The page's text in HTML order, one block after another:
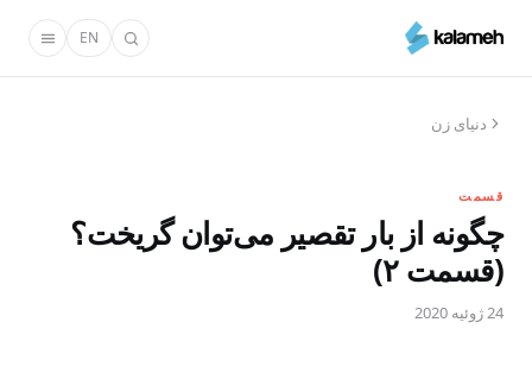
محتوای
EN
دنیای زن
قسمت
چگونه از بار تقصیر می‌توان گریخت؟
(قسمت ۲)
24 ژوئیه 2020